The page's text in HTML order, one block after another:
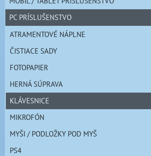
PC PRÍSLUŠENSTVO
ATRAMENTOVÉ NÁPLNE
ČISTIACE SADY
FOTOPAPIER
HERNÁ SÚPRAVA
KLÁVESNICE
MIKROFÓN
MYŠI / PODLOŽKY POD MYŠ
PS4